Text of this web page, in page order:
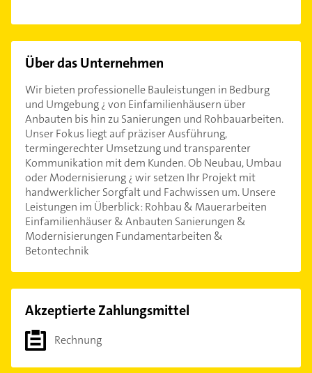
Über das Unternehmen
Wir bieten professionelle Bauleistungen in Bedburg
und Umgebung ¿ von Einfamilienhäusern über
Anbauten bis hin zu Sanierungen und Rohbauarbeiten.
Unser Fokus liegt auf präziser Ausführung,
termingerechter Umsetzung und transparenter
Kommunikation mit dem Kunden. Ob Neubau, Umbau
oder Modernisierung ¿ wir setzen Ihr Projekt mit
handwerklicher Sorgfalt und Fachwissen um. Unsere
Leistungen im Überblick: Rohbau & Mauerarbeiten
Einfamilienhäuser & Anbauten Sanierungen &
Modernisierungen Fundamentarbeiten &
Betontechnik
Akzeptierte Zahlungsmittel
Rechnung